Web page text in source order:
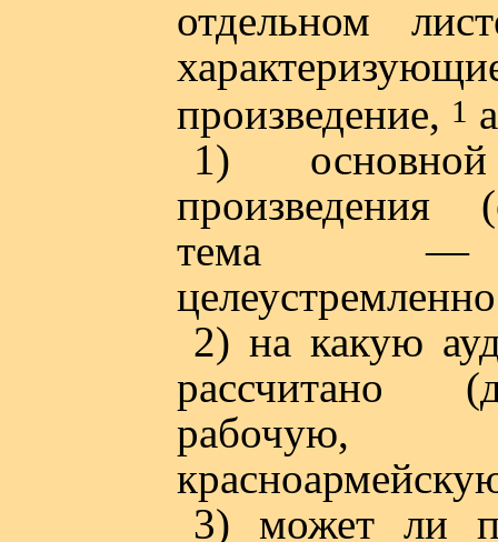
отдельном
произведение, 1
1)
произведения
тема —
2) на какую
рассчитано
рабочую,
3) может ли